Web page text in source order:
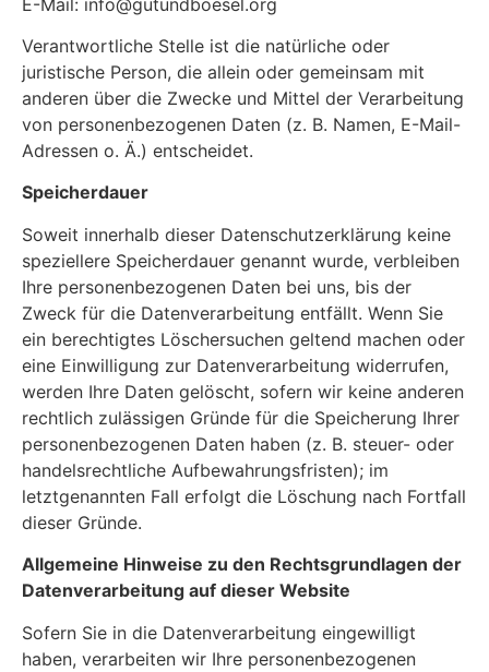
Verantwortliche Stelle ist die natürliche oder
juristische Person, die allein oder gemeinsam mit
anderen über die Zwecke und Mittel der Verarbeitung
von personenbezogenen Daten (z. B. Namen, E-Mail-
Adressen o. Ä.) entscheidet.
Speicherdauer
Soweit innerhalb dieser Datenschutzerklärung keine
speziellere Speicherdauer genannt wurde, verbleiben
Ihre personenbezogenen Daten bei uns, bis der
Zweck für die Datenverarbeitung entfällt. Wenn Sie
ein berechtigtes Löschersuchen geltend machen oder
eine Einwilligung zur Datenverarbeitung widerrufen,
werden Ihre Daten gelöscht, sofern wir keine anderen
rechtlich zulässigen Gründe für die Speicherung Ihrer
personenbezogenen Daten haben (z. B. steuer- oder
handelsrechtliche Aufbewahrungsfristen); im
letztgenannten Fall erfolgt die Löschung nach Fortfall
dieser Gründe.
Allgemeine Hinweise zu den Rechtsgrundlagen der
Datenverarbeitung auf dieser Website
Sofern Sie in die Datenverarbeitung eingewilligt
haben, verarbeiten wir Ihre personenbezogenen